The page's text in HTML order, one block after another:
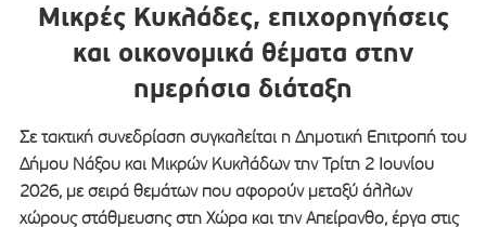
Μικρές Κυκλάδες, επιχορηγήσεις
και οικονομικά θέματα στην
ημερήσια διάταξη
Σε τακτική συνεδρίαση συγκαλείται η Δημοτική Επιτροπή του
Δήμου Νάξου και Μικρών Κυκλάδων την Τρίτη 2 Ιουνίου
2026, με σειρά θεμάτων που αφορούν μεταξύ άλλων
χώρους στάθμευσης στη Χώρα και την Απείρανθο, έργα στις